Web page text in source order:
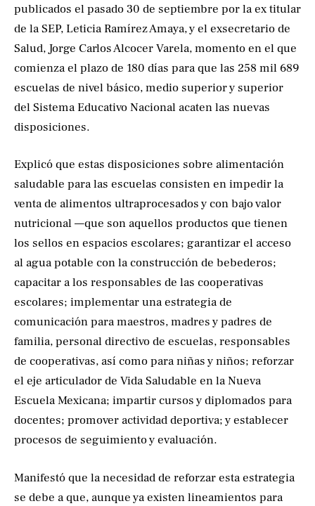
publicados el pasado 30 de septiembre por la ex titular
de la SEP, Leticia Ramírez Amaya, y el exsecretario de
Salud, Jorge Carlos Alcocer Varela, momento en el que
comienza el plazo de 180 días para que las 258 mil 689
escuelas de nivel básico, medio superior y superior
del Sistema Educativo Nacional acaten las nuevas
disposiciones.
Explicó que estas disposiciones sobre alimentación
saludable para las escuelas consisten en impedir la
venta de alimentos ultraprocesados y con bajo valor
nutricional —que son aquellos productos que tienen
los sellos en espacios escolares; garantizar el acceso
al agua potable con la construcción de bebederos;
capacitar a los responsables de las cooperativas
escolares; implementar una estrategia de
comunicación para maestros, madres y padres de
familia, personal directivo de escuelas, responsables
de cooperativas, así como para niñas y niños; reforzar
el eje articulador de Vida Saludable en la Nueva
Escuela Mexicana; impartir cursos y diplomados para
docentes; promover actividad deportiva; y establecer
procesos de seguimiento y evaluación.
Manifestó que la necesidad de reforzar esta estrategia
se debe a que, aunque ya existen lineamientos para